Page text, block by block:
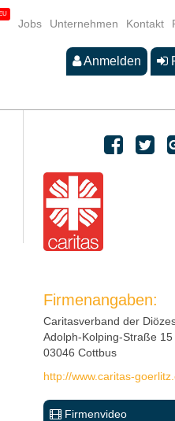
Jobs Unternehmen Kontakt
Anmelden
Firmenangaben:
Caritasverband der
Adolph-Kolping-Straße 15
03046 Cottbus
http://www.caritas-
Firmenvideo